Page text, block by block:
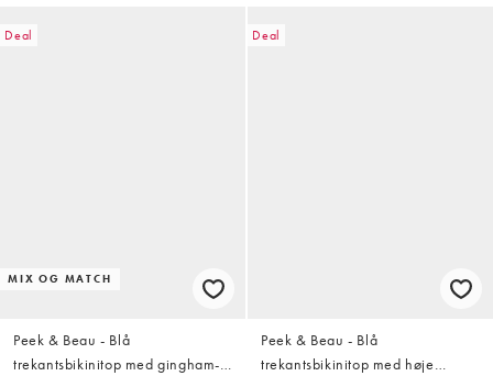
Deal
MIX OG MATCH
Peek & Beau - Blå
trekantsbikinitop med gingham-
Deal
Peek & Beau - Blå
trekantsbikinitop med høje